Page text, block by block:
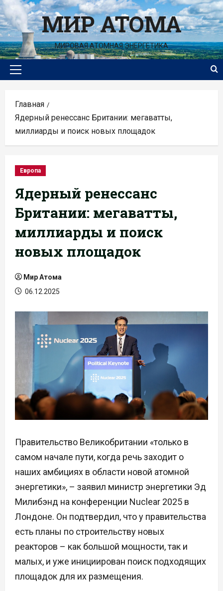
Перейти
к
содержимомуМИР АТОМА
МИРОВАЯ АТОМНАЯ ЭНЕРГЕТИКА
Основное
Главная
Ядерный ренессанс Британии: мегаватты,
миллиарды и поиск новых площадок
Европа
Ядерный ренессанс
Британии: мегаватты,
миллиарды и поиск
новых площадок
Мир Атома
06.12.2025
Правительство Великобритании «только в
самом начале пути, когда речь заходит о
наших амбициях в области новой атомной
энергетики», – заявил министр энергетики Эд
Милибэнд на конференции Nuclear 2025 в
Лондоне. Он подтвердил, что у правительства
есть планы по строительству новых
реакторов – как большой мощности, так и
малых, и уже инициирован поиск подходящих
площадок для их размещения.